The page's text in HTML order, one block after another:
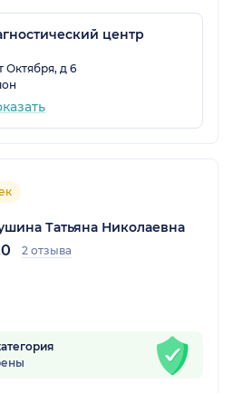
центр
Октября, д 6
Татьяна Николаевна
2 отзыва